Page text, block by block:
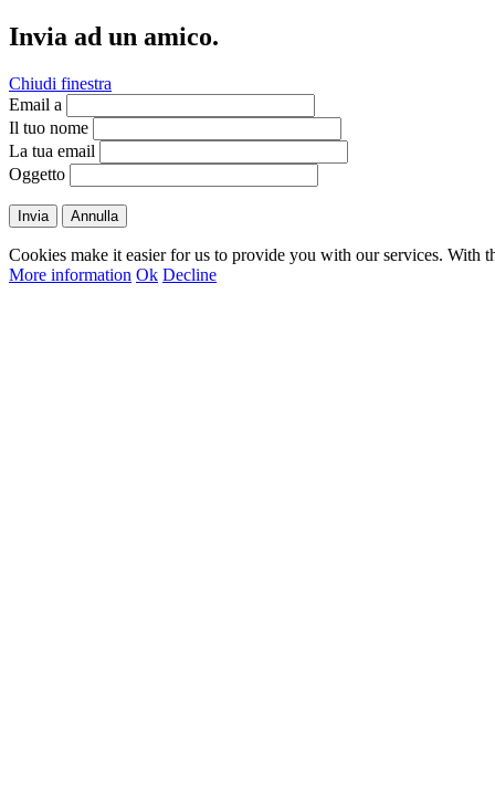
Invia ad un amico.
Chiudi finestra
Email a
Il tuo nome
La tua email
Oggetto
Invia Annulla
Cookies make it easier for us to provide you with our services. With
More information Ok Decline